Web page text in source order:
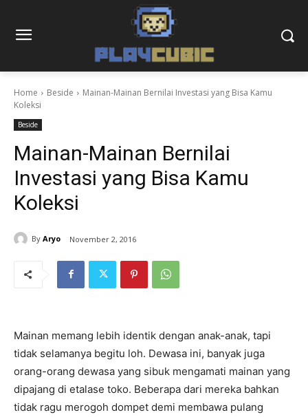
Home Beside
Mainan-Mainan Bernilai Investasi yang Bisa Kamu
Koleksi
Beside
Mainan-Mainan Bernilai
Investasi yang Bisa Kamu
Koleksi
By Aryo November 2, 2016
Mainan memang lebih identik dengan anak-anak, tapi
tidak selamanya begitu loh. Dewasa ini, banyak juga
orang-orang dewasa yang sibuk mengamati mainan yang
dipajang di etalase toko. Beberapa dari mereka bahkan
tidak ragu merogoh dompet demi membawa pulang